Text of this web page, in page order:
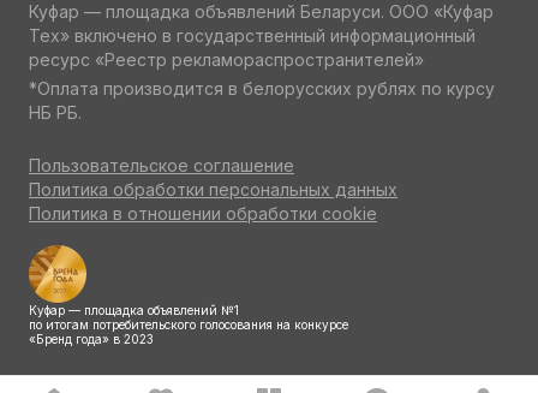
Куфар — площадка объявлений Беларуси. ООО «Куфар
Тех» включено в государственный информационный
ресурс «Реестр рекламораспространителей»
*Оплата производится в белорусских рублях по курсу
НБ РБ.
Пользовательское соглашение
Политика обработки персональных данных
Политика в отношении обработки cookie
Куфар — площадка объявлений №1
по итогам потребительского голосования на конкурсе
«Бренд года» в 2023